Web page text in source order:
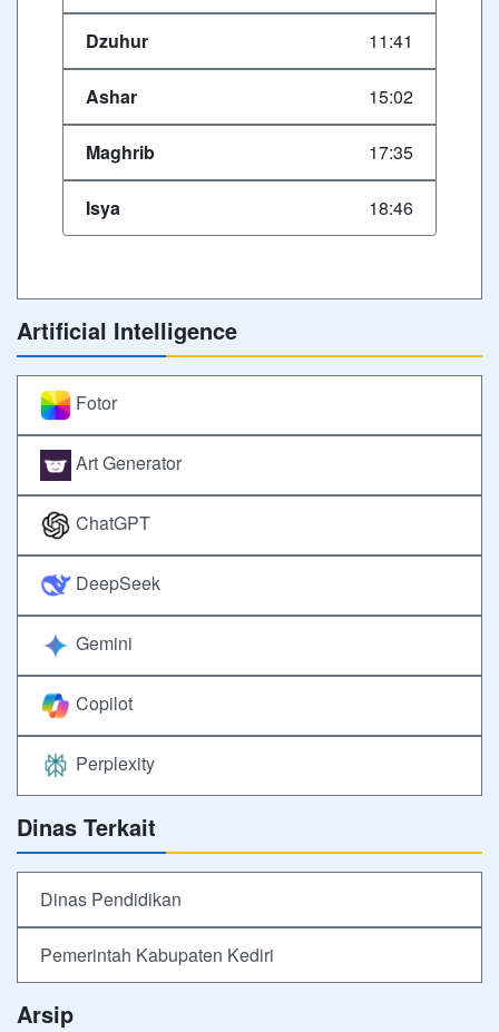
Dzuhur 11:41
Ashar 15:02
Maghrib 17:35
Isya 18:46
Artificial Intelligence
Fotor
Art Generator
ChatGPT
DeepSeek
Gemini
Copilot
Perplexity
Dinas Terkait
Dinas Pendidikan
Pemerintah Kabupaten Kediri
Arsip